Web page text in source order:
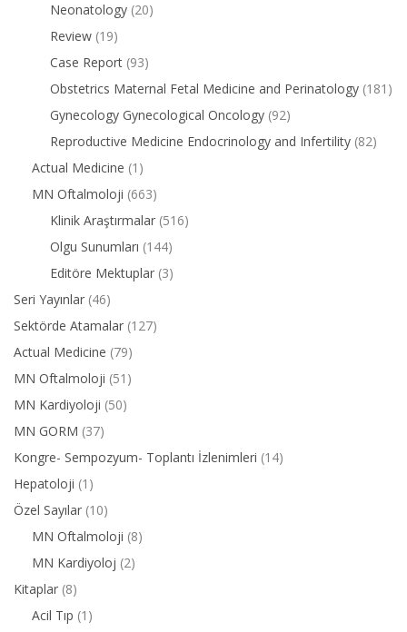
Neonatology (20)
Review (19)
Case Report (93)
Obstetrics Maternal Fetal Medicine and Perinatology (181)
Gynecology Gynecological Oncology (92)
Reproductive Medicine Endocrinology and Infertility (82)
Actual Medicine (1)
MN Oftalmoloji (663)
Klinik Araştırmalar (516)
Olgu Sunumları (144)
Editöre Mektuplar (3)
Seri Yayınlar (46)
Sektörde Atamalar (127)
Actual Medicine (79)
MN Oftalmoloji (51)
MN Kardiyoloji (50)
MN GORM (37)
Kongre- Sempozyum- Toplantı İzlenimleri (14)
Hepatoloji (1)
Özel Sayılar (10)
MN Oftalmoloji (8)
MN Kardiyoloj (2)
Kitaplar (8)
Acil Tıp (1)